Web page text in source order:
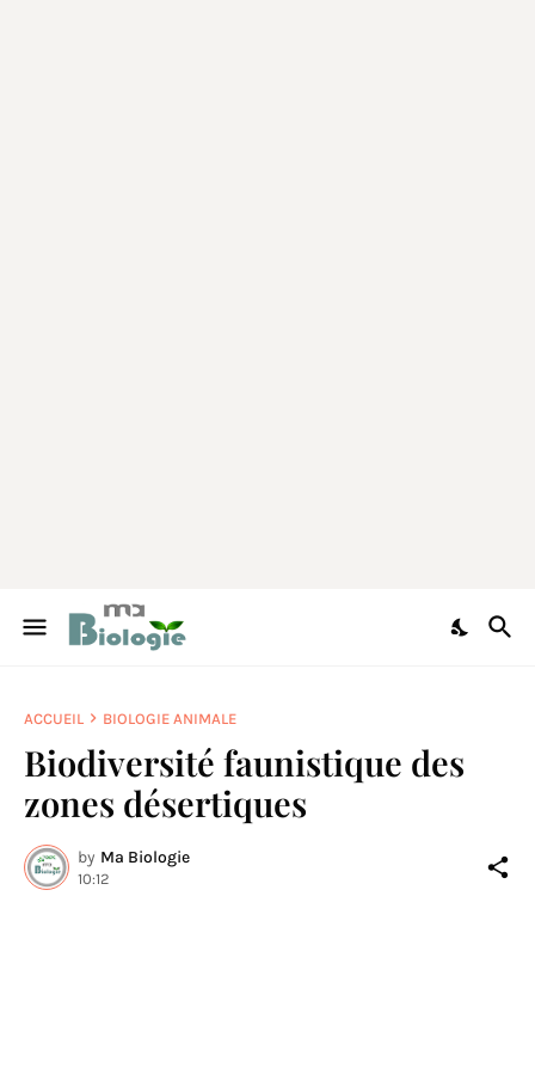
ACCUEIL BIOLOGIE ANIMALE
Biodiversité faunistique des
zones désertiques
by Ma Biologie
10:12